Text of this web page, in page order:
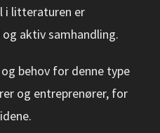
i litteraturen er
aktiv samhandling.
behov for denne type
og entreprenører, for